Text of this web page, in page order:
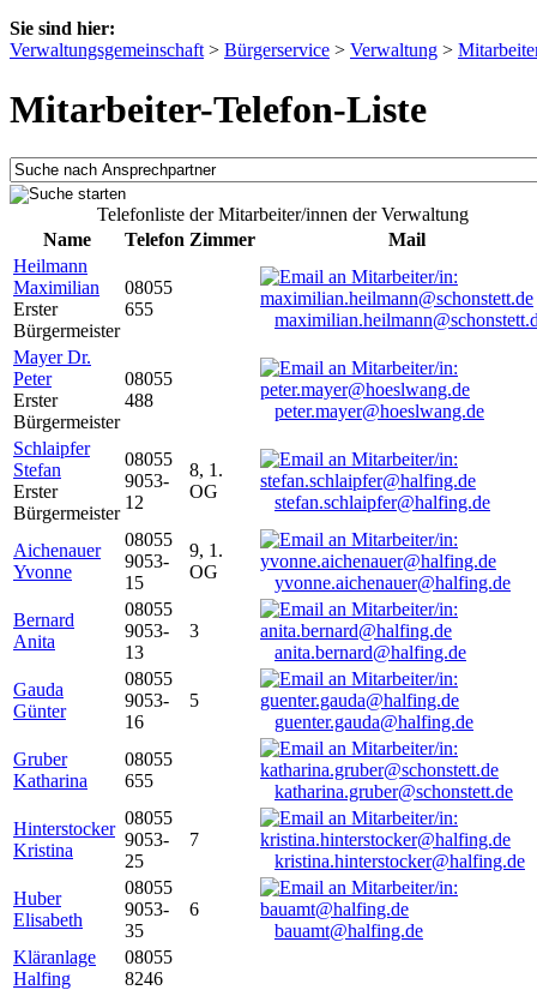
Sie sind hier:
Verwaltungsgemeinschaft > Bürgerservice > Verwaltung >
Mitarbeiter-Telefon-Liste
Telefonliste der Mitarbeiter/innen der Verwaltung
Name
Telefon Zimmer
Mail
Heilmann
Maximilian
Erster
Bürgermeister
08055
655
Mayer Dr.
Peter
Erster
Bürgermeister
08055
488
peter.mayer@hoeslwang.de
Schlaipfer
Stefan
Erster
Bürgermeister
08055
9053-
12
8, 1.
OG
stefan.schlaipfer@halfing.de
Aichenauer
Yvonne
08055
9053-
15
9, 1.
OG
yvonne.aichenauer@halfing.de
Bernard
Anita
08055
9053-
13
3
anita.bernard@halfing.de
Gauda
Günter
08055
9053-
16
5
guenter.gauda@halfing.de
Gruber
Katharina
08055
655
katharina.gruber@schonstett.de
Hinterstocker
Kristina
08055
9053-
25
7
kristina.hinterstocker@halfing.de
Huber
Elisabeth
08055
9053-
35
6
bauamt@halfing.de
Kläranlage
Halfing
08055
8246